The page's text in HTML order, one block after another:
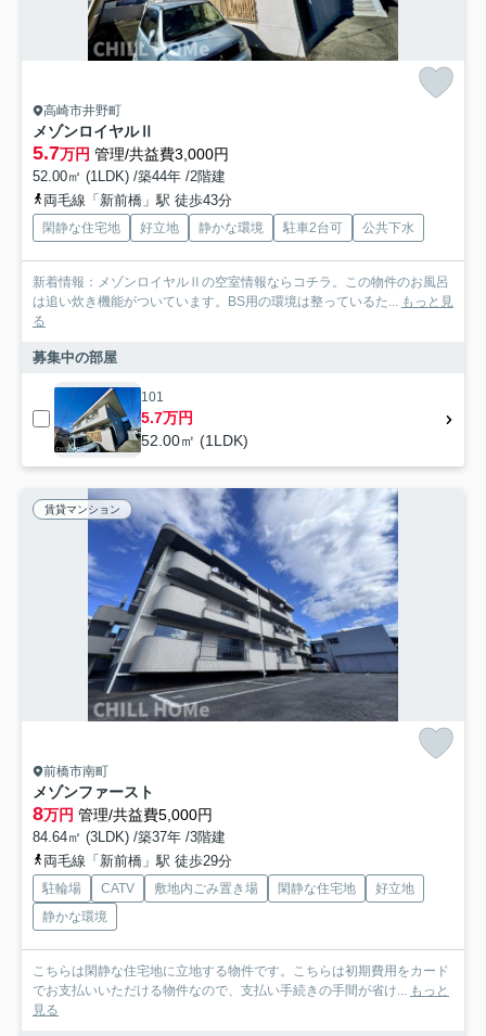
高崎市井野町
メゾンロイヤルⅡ
5.7万円 管理/共益費3,000円
52.00㎡ (1LDK) /築44年 /2階建
両毛線「新前橋」駅 徒歩43分
閑静な住宅地 好立地 静かな環境 駐車2台可 公共下水
新着情報：メゾンロイヤルⅡの空室情報ならコチラ。この物件のお風呂
は追い炊き機能がついています。BS用の環境は整っているた...
もっと見
る
募集中の部屋
101
5.7万円
52.00㎡ (1LDK)
賃貸マンション
前橋市南町
メゾンファースト
8万円 管理/共益費5,000円
84.64㎡ (3LDK) /築37年 /3階建
両毛線「新前橋」駅 徒歩29分
駐輪場 CATV 敷地内ごみ置き場 閑静な住宅地
好立地
静かな環境
こちらは閑静な住宅地に立地する物件です。こちらは初期費用をカード
でお支払いいただける物件なので、支払い手続きの手間が省け...
もっと
見る